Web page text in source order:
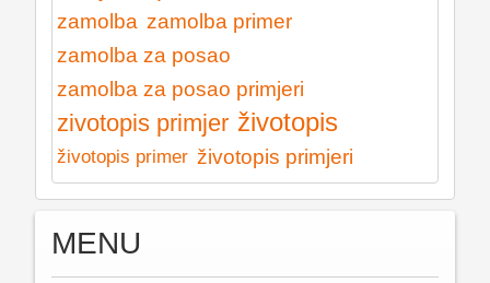
zamolba zamolba primer
zamolba za posao
zamolba za posao primjeri
zivotopis primjer životopis
životopis primer životopis primjeri
MENU